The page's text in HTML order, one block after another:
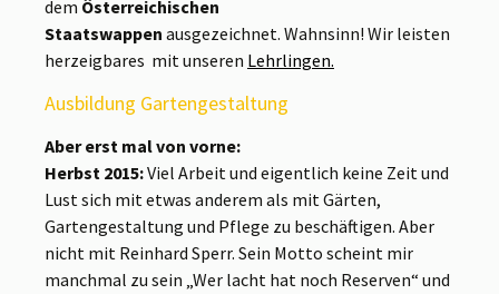
dem Österreichischen
Staatswappen ausgezeichnet. Wahnsinn! Wir leisten
herzeigbares mit unseren Lehrlingen.
Ausbildung Gartengestaltung
Aber erst mal von vorne:
Herbst 2015:Viel Arbeit und eigentlich keine Zeit und
Lust sich mit etwas anderem als mit Gärten,
Gartengestaltung und Pflege zu beschäftigen. Aber
nicht mit Reinhard Sperr. Sein Motto scheint mir
manchmal zu sein „Wer lacht hat noch Reserven“ und